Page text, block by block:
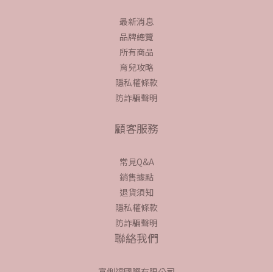
bebefood寶寶福德最新消息
品牌總覽
所有商品
育兒攻略
隱私權條款
防詐騙聲明
顧客服務
常見Q&A
銷售據點
退貨須知
隱私權條款
防詐騙聲明
聯絡我們